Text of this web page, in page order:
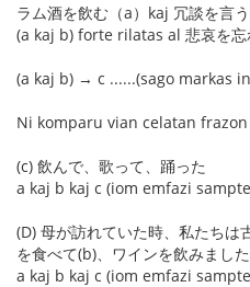
ラム酒を飲む（a）kaj 冗談を
(a kaj b) forte rilatas al 悲哀を忘
(a kaj b) → c ......(sago markas
Ni komparu vian celatan
(c) 飲んで、歌って、踊った
a kaj b kaj c (iom emfazi
(D) 母が訪れていた時、私たちは
を食べて(b)、ワインを飲みました
a kaj b kaj c (iom emfazi